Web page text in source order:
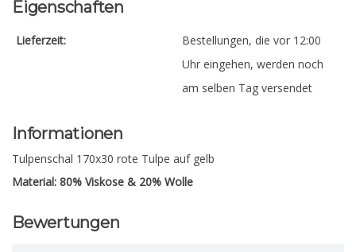
Eigenschaften
Lieferzeit:
Bestellungen, die vor 12:00
Uhr eingehen, werden noch
am selben Tag versendet
Informationen
Tulpenschal 170x30 rote Tulpe auf gelb
Material: 80% Viskose & 20% Wolle
Bewertungen